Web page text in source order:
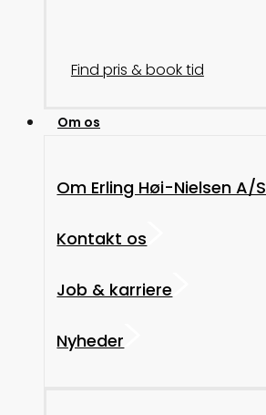
Find pris & book tid
Om os
Om Erling Høi-Nielsen A/S
Kontakt os
Job & karriere
Nyheder